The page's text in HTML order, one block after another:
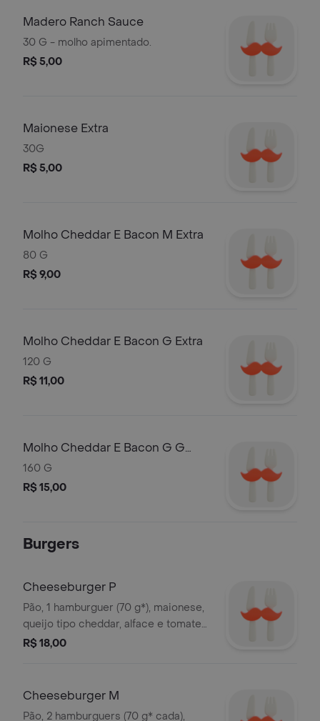
Madero Ranch Sauce
30 G - molho apimentado.
R$ 5,00
Maionese Extra
30G
R$ 5,00
Molho Cheddar E Bacon M Extra
80 G
R$ 9,00
Molho Cheddar E Bacon G Extra
120 G
R$ 11,00
Molho Cheddar E Bacon G G
Extra
160 G
R$ 15,00
Burgers
Cheeseburger P
Pão, 1 hamburguer (70 g*), maionese,
queijo tipo cheddar, alface e tomate
orgânicos.*peso in natura antes da
R$ 18,00
Cheeseburger M
Pão, 2 hamburguers (70 g* cada),